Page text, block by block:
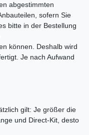
abgestimmten
sofern Sie
bitte in der Bestellung
können. Deshalb wird
Je nach Aufwand
gilt: Je größer die
und Direct-Kit, desto